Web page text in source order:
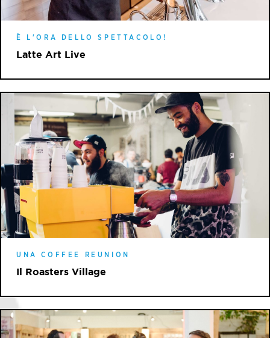
È L'ORA DELLO SPETTACOLO!
Latte Art Live
UNA COFFEE REUNION
Il Roasters Village